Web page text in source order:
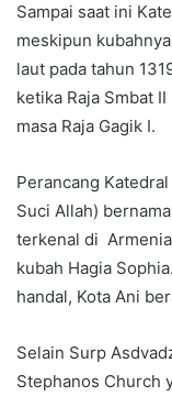
Sampai saat ini
meskipun
laut pada tahun
ketika Raja Smbat
masa Raja Gagik I.
Perancang
Suci Allah)
terkenal di
kubah Hagia
handal, Kota Ani
Selain Surp
Stephanos Church